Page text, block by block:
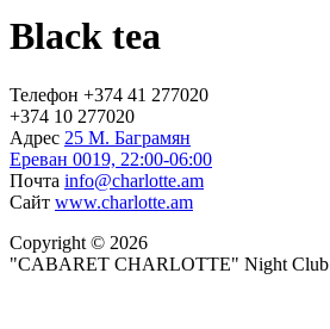
Black tea
Телефон +374 41 277020
+374 10 277020
Адрес 25 М. Баграмян
Ереван 0019, 22:00-06:00
Почта info@charlotte.am
Сайт www.charlotte.am
Copyright © 2026
"CABARET CHARLOTTE" Night Club